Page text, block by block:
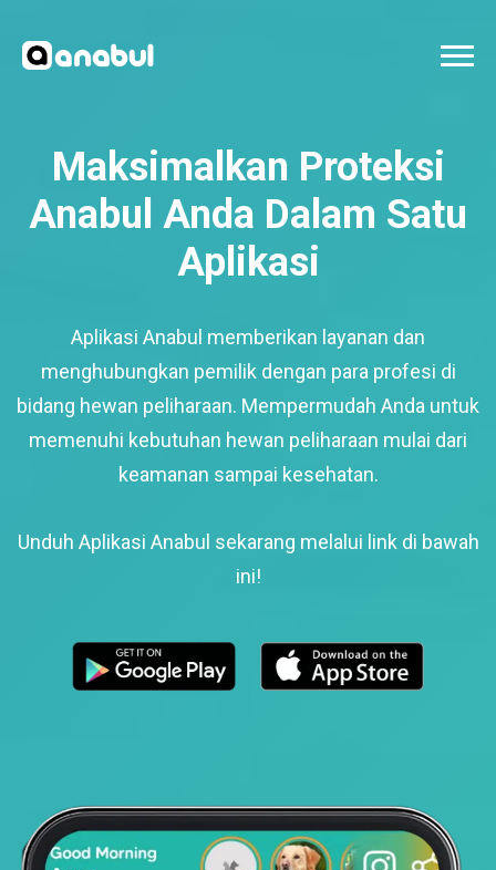
Maksimalkan Proteksi
Anabul Anda Dalam Satu
Aplikasi
Aplikasi Anabul memberikan layanan dan
menghubungkan pemilik dengan para profesi di
bidang hewan peliharaan. Mempermudah Anda untuk
memenuhi kebutuhan hewan peliharaan mulai dari
keamanan sampai kesehatan.
Unduh Aplikasi Anabul sekarang melalui link di bawah
ini!